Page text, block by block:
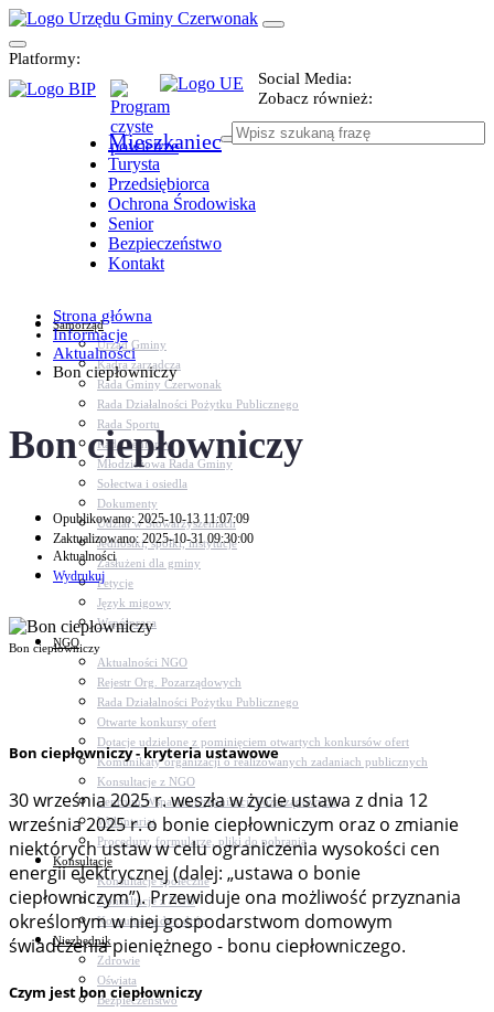
Platformy:
Social Media:
Zobacz również:
Mieszkaniec
Turysta
Przedsiębiorca
Ochrona Środowiska
Senior
Bezpieczeństwo
Kontakt
Samorząd
Urząd Gminy
Kadra zarządcza
Rada Gminy Czerwonak
Rada Działalności Pożytku Publicznego
Rada Sportu
Rada Seniorów
Młodzieżowa Rada Gminy
Sołectwa i osiedla
Dokumenty
Udział w Stowarzyszeniach
Jednostki, spółki, instytucje
Zasłużeni dla gminy
Petycje
Język migowy
Współpraca
NGO
Aktualności NGO
Rejestr Org. Pozarządowych
Rada Działalności Pożytku Publicznego
Otwarte konkursy ofert
Dotacje udzielone z pominięciem otwartych konkursów ofert
Komunikaty organizacji o realizowanych zadaniach publicznych
Konsultacje z NGO
Centrum Wsparcia Organizacji Pozarządowych
Wolontariat
Procedury, formularze, pliki do pobrania
Konsultacje
Konsultacje społeczne
Konsultacje z NGO
Konsultacje dot. dróg
Niezbędnik
Zdrowie
Oświata
Bezpieczeństwo
Strona główna
Informacje
Aktualności
Bon ciepłowniczy
Bon ciepłowniczy
Opublikowano: 2025-10-13 11:07:09
Zaktualizowano: 2025-10-31 09:30:00
Aktualności
Wydrukuj
Bon ciepłowniczy
Bon ciepłowniczy - kryteria ustawowe
30 września 2025 r. weszła w życie ustawa z dnia 12
września 2025 r. o bonie ciepłowniczym oraz o zmianie
niektórych ustaw w celu ograniczenia wysokości cen
energii elektrycznej (dalej: „ustawa o bonie
ciepłowniczym”). Przewiduje ona możliwość przyznania
określonym w niej gospodarstwom domowym
świadczenia pieniężnego - bonu ciepłowniczego.
Czym jest bon ciepłowniczy